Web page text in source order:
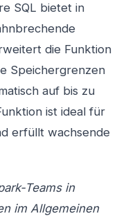
SQL bietet in
die Funktion
Speichergrenzen
auf bis zu
ist ideal für
erfüllt wachsende
Teams in
im Allgemeinen